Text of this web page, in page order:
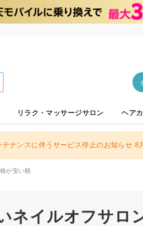
リラク・マッサージサロン ヘア
テナンスに伴うサービス停止のお知らせ
が安い順
ネイルオフサロ